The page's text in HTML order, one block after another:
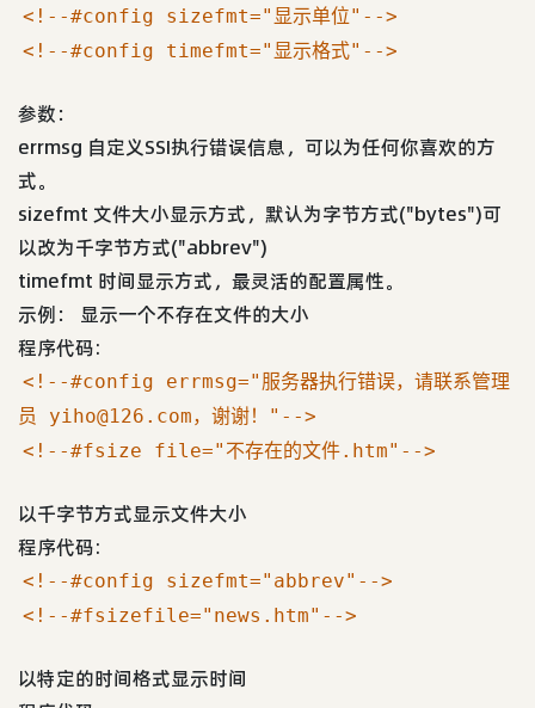
<!--#config sizefmt="显示单位"-->
<!--#config timefmt="显示格式"-->
参数：
errmsg 自定义SSI执行错误信息，可以为任何你喜欢的方
式。
sizefmt 文件大小显示方式，默认为字节方式("bytes")可
以改为千字节方式("abbrev")
timefmt 时间显示方式，最灵活的配置属性。
示例： 显示一个不存在文件的大小
程序代码:
<!--#config errmsg="服务器执行错误，请联系管理
员 yiho@126.com，谢谢！"-->
<!--#fsize file="不存在的文件.htm"-->
以千字节方式显示文件大小
程序代码:
<!--#config sizefmt="abbrev"-->
<!--#fsizefile="news.htm"-->
以特定的时间格式显示时间